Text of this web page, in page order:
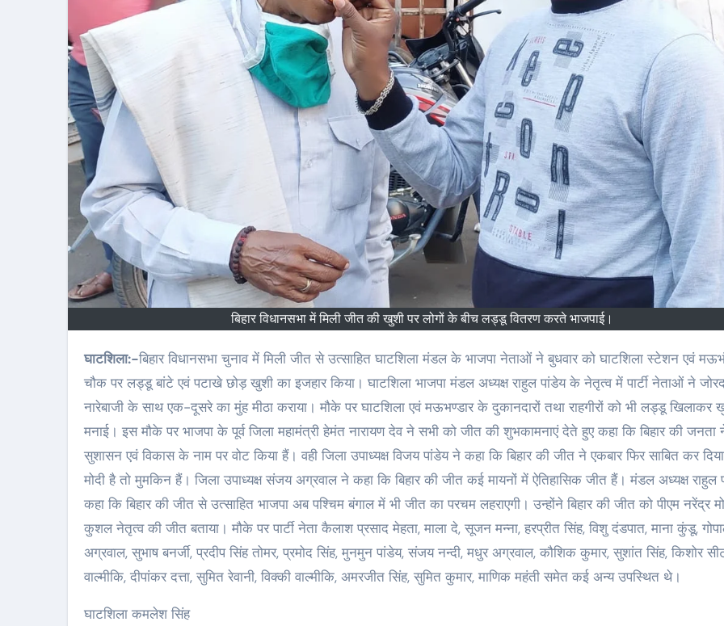
बिहार विधानसभा में मिली जीत की खुशी पर लोगों के बीच लड्डू वितरण करते भाजपाई।
घाटशिला:-बिहार विधानसभा चुनाव में मिली जीत से उत्साहित घाटशिला मंडल के भाजपा नेताओं ने बुधवार को घाटशिला स्टेशन एवं
चौक पर लड्डू बांटे एवं पटाखे छोड़ खुशी का इजहार किया। घाटशिला भाजपा मंडल अध्यक्ष राहुल पांडेय के नेतृत्व में पार्टी नेताओं ने
नारेबाजी के साथ एक-दूसरे का मुंह मीठा कराया। मौके पर घाटशिला एवं मऊभण्डार के दुकानदारों तथा राहगीरों को भी लड्डू खिलाकर
मनाई। इस मौके पर भाजपा के पूर्व जिला महामंत्री हेमंत नारायण देव ने सभी को जीत की शुभकामनाएं देते हुए कहा कि बिहार की जनता
सुशासन एवं विकास के नाम पर वोट किया हैं। वही जिला उपाध्यक्ष विजय पांडेय ने कहा कि बिहार की जीत ने एकबार फिर साबित कर
मोदी है तो मुमकिन हैं। जिला उपाध्यक्ष संजय अग्रवाल ने कहा कि बिहार की जीत कई मायनों में ऐतिहासिक जीत हैं। मंडल अध्यक्ष राहुल
कहा कि बिहार की जीत से उत्साहित भाजपा अब पश्चिम बंगाल में भी जीत का परचम लहराएगी। उन्होंने बिहार की जीत को पीएम नरेंद्र
कुशल नेतृत्व की जीत बताया। मौके पर पार्टी नेता कैलाश प्रसाद मेहता, माला दे, सूजन मन्ना, हरप्रीत सिंह, विशु दंडपात, माना कुंडू,
अग्रवाल, सुभाष बनर्जी, प्रदीप सिंह तोमर, प्रमोद सिंह, मुनमुन पांडेय, संजय नन्दी, मधुर अग्रवाल, कौशिक कुमार, सुशांत सिंह, किशोर
वाल्मीकि, दीपांकर दत्ता, सुमित रेवानी, विक्की वाल्मीकि, अमरजीत सिंह, सुमित कुमार, माणिक महंती समेत कई अन्य उपस्थित थे।
घाटशिला कमलेश सिंह